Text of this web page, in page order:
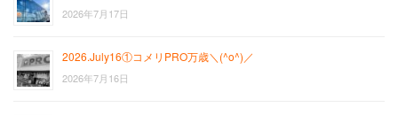
2026年7月17日
2026.July16①コメリPRO万歳＼(^o^)／
2026年7月16日